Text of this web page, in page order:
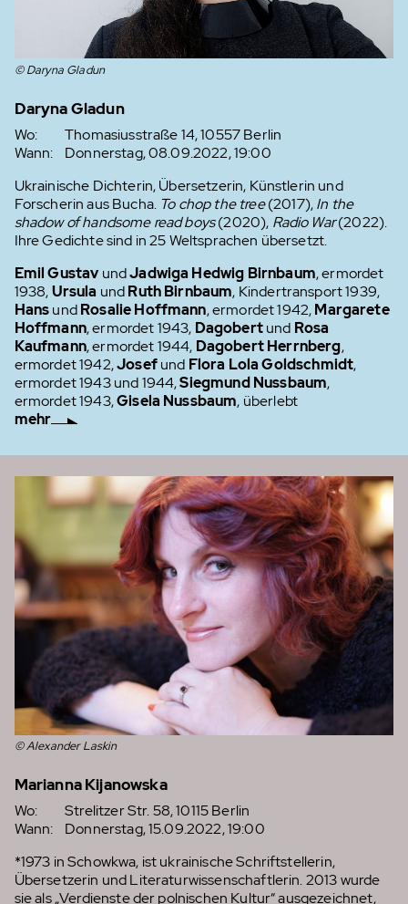
© Daryna Gladun
Daryna Gladun
Wo:
Thomasiusstraße 14, 10557 Berlin
Wann:
Donnerstag, 08.09.2022, 19:00
Ukrainische Dichterin, Übersetzerin, Künstlerin und
Forscherin aus Bucha. To chop the tree(2017),In the
shadow of handsome read boys(2020), Radio War(2022).
Ihre Gedichte sind in 25 Weltsprachen übersetzt.
Emil Gustav undJadwiga Hedwig Birnbaum, ermordet
1938,Ursula undRuth Birnbaum, Kindertransport 1939,
HansundRosalie Hoffmann, ermordet 1942,Margarete
Hoffmann, ermordet 1943, Dagobertund Rosa
Kaufmann, ermordet 1944, Dagobert Herrnberg,
ermordet 1942,Josefund Flora Lola Goldschmidt,
ermordet 1943 und 1944,Siegmund Nussbaum,
ermordet 1943,Gisela Nussbaum, überlebt
mehr
© Alexander Laskin
Marianna Kijanowska
Wo:
Strelitzer Str. 58, 10115 Berlin
Wann:
Donnerstag, 15.09.2022, 19:00
*1973 in Schowkwa, ist ukrainische Schriftstellerin,
Übersetzerin und Literaturwissenschaftlerin. 2013 wurde
sie als „Verdienste der polnischen Kultur“ ausgezeichnet,